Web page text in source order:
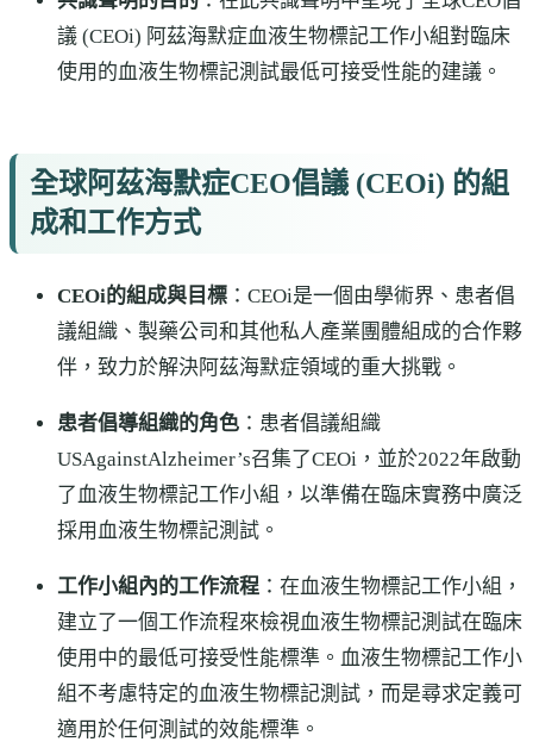
議 (CEOi) 阿茲海默症血液生物標記工作小組對臨床
使用的血液生物標記測試最低可接受性能的建議。
全球阿茲海默症CEO倡議 (CEOi) 的組
成和工作方式
CEOi的組成與目標 ：CEOi是一個由學術界、患者倡
議組織、製藥公司和其他私人產業團體組成的合作夥
伴，致力於解決阿茲海默症領域的重大挑戰。
患者倡導組織的角色 ： 患者倡議組織
USAgainstAlzheimer’s召集了CEOi，並於2022年啟動
了血液生物標記工作小組，以準備在臨床實務中廣泛
採用血液生物標記測試 。
工作小組內的工作流程 ：在血液生物標記工作小組，
建立了一個工作流程來檢視血液生物標記測試在臨床
使用中的最低可接受性能標準。血液生物標記工作小
組不考慮特定的血液生物標記測試，而是尋求定義可
適用於任何測試的效能標準。